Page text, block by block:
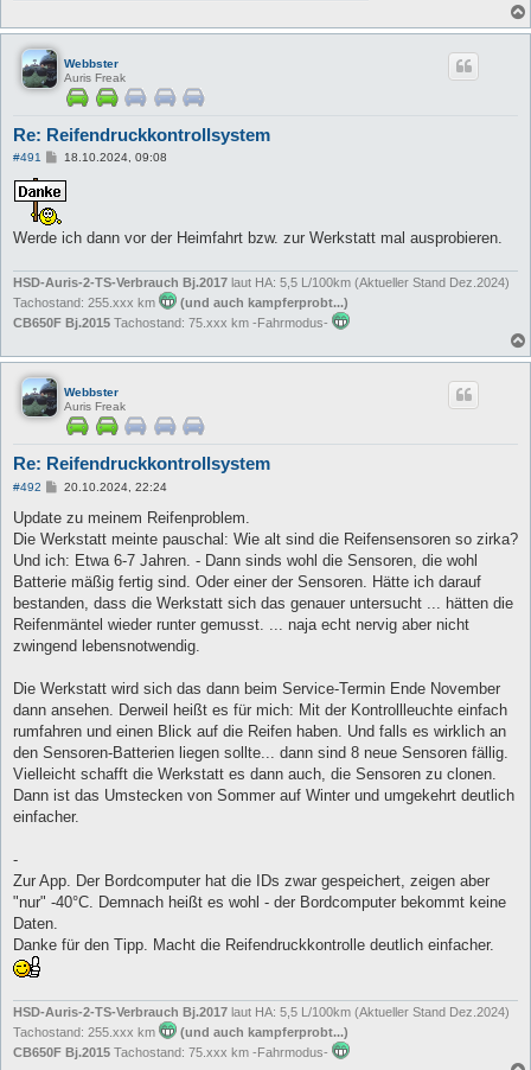
Webbster
Auris Freak
Re: Reifendruckkontrollsystem
#491
B
i
t
a
g
18.10.2024, 09:08
Werde ich dann vor der Heimfahrt bzw. zur Werkstatt mal ausprobieren.
HSD-Auris-2-TS-Verbrauch Bj.2017 laut HA: 5,5 L/100km (Aktueller Stand Dez.2024)
Tachostand: 255.xxx km
(und auch kampferprobt...)
CB650F Bj.2015 Tachostand: 75.xxx km -Fahrmodus-
Webbster
Auris Freak
Re: Reifendruckkontrollsystem
#492
B
i
r
a
20.10.2024, 22:24
Update zu meinem Reifenproblem.
Die Werkstatt meinte pauschal: Wie alt sind die Reifensensoren so zirka?
Und ich: Etwa 6-7 Jahren. - Dann sinds wohl die Sensoren, die wohl
Batterie mäßig fertig sind. Oder einer der Sensoren. Hätte ich darauf
bestanden, dass die Werkstatt sich das genauer untersucht ... hätten die
Reifenmäntel wieder runter gemusst. ... naja echt nervig aber nicht
zwingend lebensnotwendig.
Die Werkstatt wird sich das dann beim Service-Termin Ende November
dann ansehen. Derweil heißt es für mich: Mit der Kontrollleuchte einfach
rumfahren und einen Blick auf die Reifen haben. Und falls es wirklich an
den Sensoren-Batterien liegen sollte... dann sind 8 neue Sensoren fällig.
Vielleicht schafft die Werkstatt es dann auch, die Sensoren zu clonen.
Dann ist das Umstecken von Sommer auf Winter und umgekehrt deutlich
einfacher.
-
Zur App. Der Bordcomputer hat die IDs zwar gespeichert, zeigen aber
"nur" -40°C. Demnach heißt es wohl - der Bordcomputer bekommt keine
Daten.
Danke für den Tipp. Macht die Reifendruckkontrolle deutlich einfacher.
HSD-Auris-2-TS-Verbrauch Bj.2017 laut HA: 5,5 L/100km (Aktueller Stand Dez.2024)
Tachostand: 255.xxx km
(und auch kampferprobt...)
CB650F Bj.2015 Tachostand: 75.xxx km -Fahrmodus-